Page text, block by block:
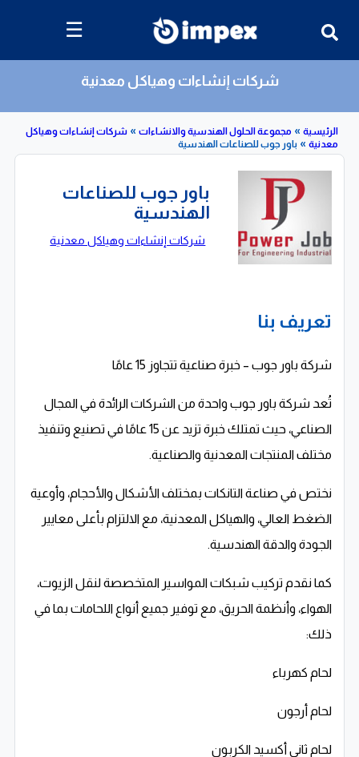
☰
شركات إنشاءات وهياكل معدنية
»
مجموعة الحلول الهندسية والانشاءات
»
شركات إنشاءات وهياكل
»
باور جوب للصناعات الهندسية
باور جوب للصناعات
الهندسية
تعريف بنا
شركة باور جوب – خبرة صناعية تتجاوز 15 عامًا
تُعد شركة باور جوب واحدة من الشركات الرائدة في المجال
الصناعي، حيث تمتلك خبرة تزيد عن 15 عامًا في تصنيع وتنفيذ
مختلف المنتجات المعدنية والصناعية.
نختص في صناعة التانكات بمختلف الأشكال والأحجام، وأوعية
الضغط العالي، والهياكل المعدنية، مع الالتزام بأعلى معايير
الجودة والدقة الهندسية.
كما نقدم تركيب شبكات المواسير المتخصصة لنقل الزيوت،
الهواء، وأنظمة الحريق، مع توفير جميع أنواع اللحامات بما في
ذلك:
لحام كهرباء
لحام أرجون
لحام ثاني أكسيد الكربون